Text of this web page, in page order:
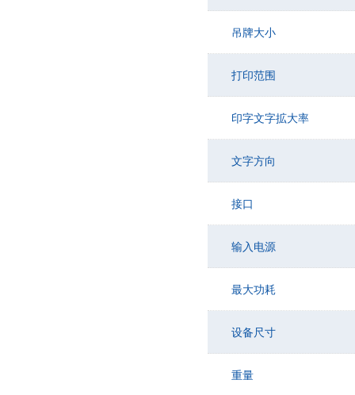
吊牌大小
打印范围
印字文字拡大率
文字方向
接口
输入电源
最大功耗
设备尺寸
重量